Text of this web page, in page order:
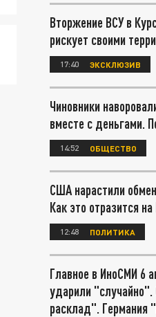
Вторжение ВСУ в
рискует своими
17:40 ЭКСКЛЮЗИВ
Чиновники
вместе с деньгами.
14:52 ОБЩЕСТВО
США нарастили
Как это отразится
12:48 ПОЛИТИКА
Главное в ИноСМИ 6
ударили
расклад". Германия